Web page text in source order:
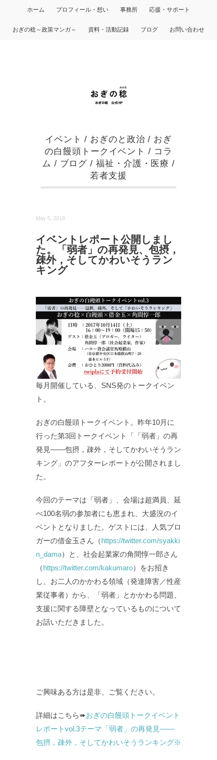
ホーム プロフィール・想い 事務所 応援・サポート
おぎの稔～政策マンガ～ 資料・活動記録 ブログ お問い合わせ
イベント / おぎのと政治 / おぎ
の白饅頭トークイベント / コラ
ム / ブログ / 福祉・介護・医療 /
若者支援
May 5, 2018
イベントレポート公開しまし
た。「弱者」の再発見、包摂，
疎外，そしてかわいそうラン
キング
毎月開催している、SNS発のトークイベン
ト。
おぎの白饅頭トークイベント。昨年10月に
行った第3回トークイベント「「弱者」の再
発見——包摂，疎外，そしてかわいそうラン
キング」のアフターレポートが公開されまし
た。
今回のテーマは「弱者」、会場は超満員、延
べ100名弱の参加者にも恵まれ、大盛況のイ
ベントとなりました。ゲストには、人気ブロ
ガーの借金玉さん（https://twitter.com/syakki
n_dama）と、社会起業家の角間惇一郎さん
（https://twitter.com/kakumaro）をお招き
し、お二人のかかわる領域（発達障害／性産
業従事者）から、「弱者」とかかわる問題、
支援に関する障壁となっているものについて
お話いただきました。
ご興味ある方は是非、ご覧ください。
詳細はこちら➠おぎの白饅頭トークイベント
レポートvol.3テーマ「弱者」の再発見――
包摂，疎外，そしてかわいそうランキング※